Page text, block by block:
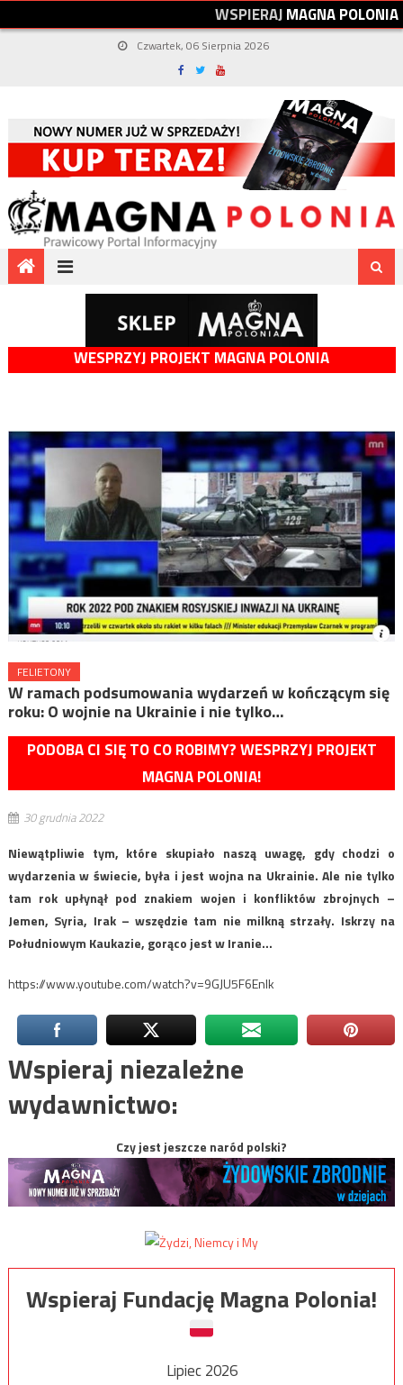
WSPIERAJMAGNAPOLONIA
Czwartek, 06 Sierpnia 2026
WESPRZYJ PROJEKT MAGNA POLONIA
FELIETONY
W ramach podsumowania wydarzeń w kończącym się
roku: O wojnie na Ukrainie i nie tylko…
PODOBA CI SIĘ TO CO ROBIMY? WESPRZYJ PROJEKT
MAGNA POLONIA!
30 grudnia 2022
Niewątpliwie tym, które skupiało naszą uwagę, gdy chodzi o
wydarzenia w świecie, była i jest wojna na Ukrainie. Ale nie tylko
tam rok upłynął pod znakiem wojen i konfliktów zbrojnych –
Jemen, Syria, Irak – wszędzie tam nie milkną strzały. Iskrzy na
Południowym Kaukazie, gorąco jest w Iranie…
https://www.youtube.com/watch?v=9GJU5F6Enlk
Wspieraj niezależne
wydawnictwo:
Czy jest jeszcze naród polski?
Wspieraj Fundację Magna Polonia!
Lipiec 2026